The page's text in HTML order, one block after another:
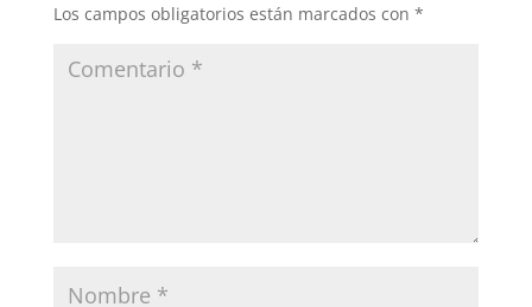
Los campos obligatorios están marcados con *